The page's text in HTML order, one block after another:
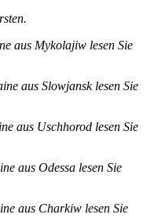
aus Mykolajiw lesen Sie
aus Slowjansk lesen Sie
aus Uschhorod lesen Sie
aus Odessa lesen Sie
aus Charkiw lesen Sie